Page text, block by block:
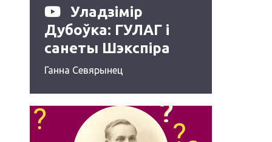
Уладзімір
Дубоўка: ГУЛАГ і
санеты Шэкспіра
Ганна Севярынец